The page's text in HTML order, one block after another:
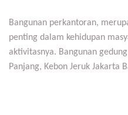
Bangunan perkantoran,
penting dalam kehidupan
aktivitasnya. Bangunan
Panjang, Kebon Jeruk Jakarta